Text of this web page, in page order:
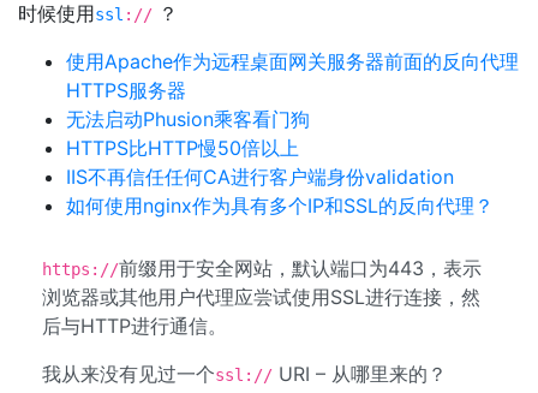
时候使用ssl :// ？
使用Apache作为远程桌面网关服务器前面的反向代理
HTTPS服务器
无法启动Phusion乘客看门狗
HTTPS比HTTP慢50倍以上
IIS不再信任任何CA进行客户端身份validation
如何使用nginx作为具有多个IP和SSL的反向代理？
https://前缀用于安全网站，默认端口为443，表示
浏览器或其他用户代理应尝试使用SSL进行连接，然
后与HTTP进行通信。
我从来没有见过一个ssl:// URI – 从哪里来的？